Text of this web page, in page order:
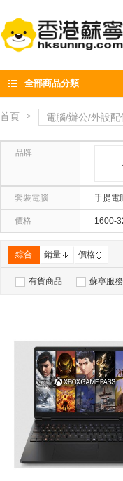
全部商品分類
首頁 > 電腦/辦公/外設配
品牌
套裝電腦 手提電
價格 1600-
綜合 銷量 價格
有貨商品 蘇寧服務